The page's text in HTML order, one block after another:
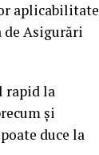
aplicabilitate
de Asigurări
rapid la
și
duce la